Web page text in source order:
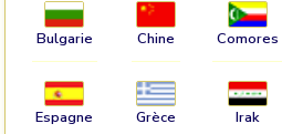
Bulgarie Chine Comores
Espagne Grèce Irak